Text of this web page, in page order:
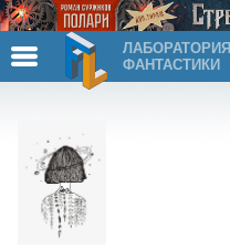
ЛАБОРАТОРИЯ
ФАНТАСТИКИ